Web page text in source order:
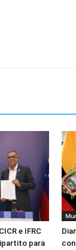
e IFRC
para